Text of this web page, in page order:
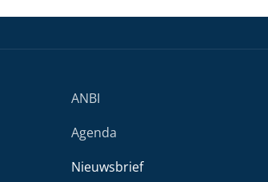
ANBI
Agenda
Nieuwsbrief